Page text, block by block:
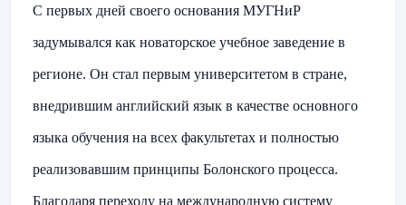
С первых дней своего основания МУГНиР
задумывался как новаторское учебное заведение в
регионе. Он стал первым университетом в стране,
внедрившим английский язык в качестве основного
языка обучения на всех факультетах и полностью
реализовавшим принципы Болонского процесса.
Благодаря переходу на международную систему